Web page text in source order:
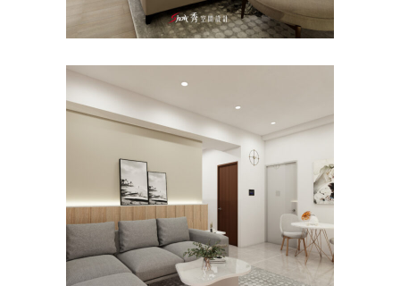
高雄室內設計｜左營裝潢公司
×遠見春豐
公寓/大樓/客餐廳 室內設計 /新成屋/